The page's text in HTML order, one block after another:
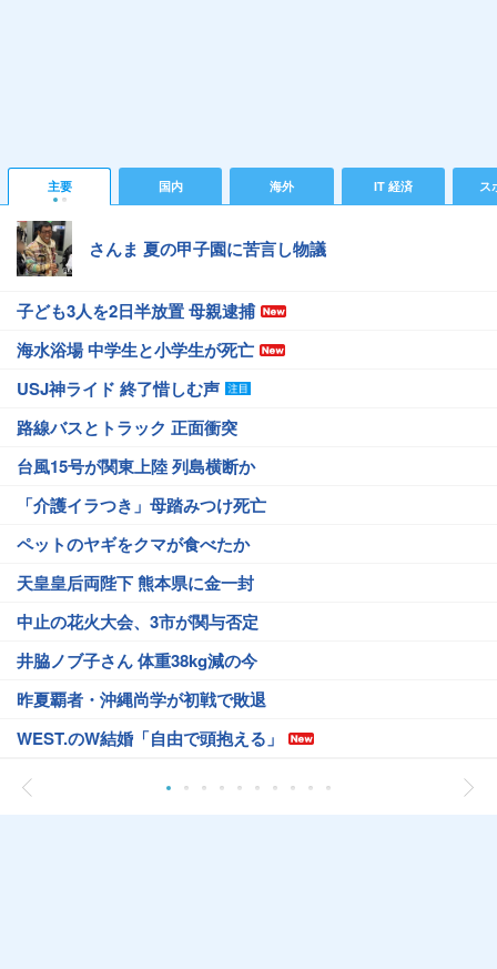
主要 国内 海外 IT 経済 ス
さんま 夏の甲子園に苦言し物議
子ども3人を2日半放置 母親逮捕
海水浴場 中学生と小学生が死亡
USJ神ライド 終了惜しむ声
路線バスとトラック 正面衝突
台風15号が関東上陸 列島横断か
「介護イラつき」母踏みつけ死亡
ペットのヤギをクマが食べたか
天皇皇后両陛下 熊本県に金一封
中止の花火大会、3市が関与否定
井脇ノブ子さん 体重38kg減の今
昨夏覇者・沖縄尚学が初戦で敗退
WEST.のW結婚「自由で頭抱える」